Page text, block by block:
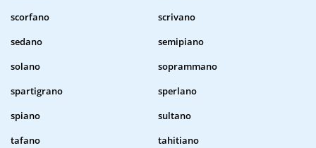
scorfano
scrivano
sedano
semipiano
solano
soprammano
spartigrano
sperlano
spiano
sultano
tafano
tahitiano